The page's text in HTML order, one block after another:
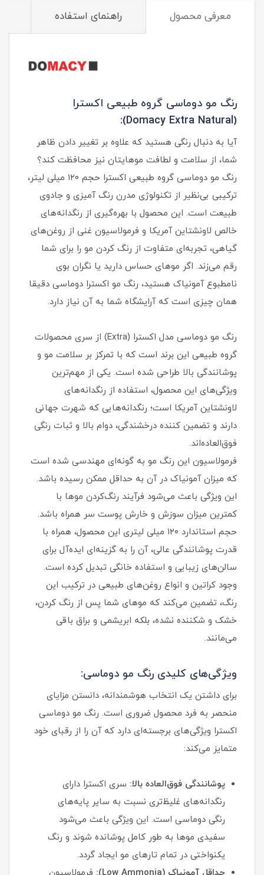
معرفی محصول راهنمای استفاده
رنگ مو دوماسی گروه طبیعی اکسترا
(Domacy Extra Natural):
آیا به دنبال رنگی هستید که علاوه بر تغییر دادن ظاهر
شما، از سلامت و لطافت موهایتان نیز محافظت کند؟
رنگ مو دوماسی گروه طبیعی اکسترا حجم ۱۲۰ میلی لیتر،
ترکیبی بی‌نظیر از تکنولوژی مدرن رنگ آمیزی و جادوی
طبیعت است. این محصول با بهره‌گیری از رنگدانه‌های
خالص لاونشتاین آمریکا و فرمولاسیون غنی از روغن‌های
گیاهی، تجربه‌ای متفاوت از رنگ کردن مو را برای شما
رقم می‌زند. اگر موهای حساس دارید یا نگران بوی
نامطبوع آمونیاک هستید، رنگ مو اکسترا دوماسی دقیقا
همان چیزی است که آرایشگاه شما به آن نیاز دارد.
رنگ مو دوماسی مدل اکسترا (Extra) از سری محصولات
گروه طبیعی این برند است که با تمرکز بر سلامت مو و
پوشانندگی بالا طراحی شده است. یکی از مهم‌ترین
ویژگی‌های این محصول، استفاده از رنگدانه‌های
لاونشتاین آمریکا است؛ رنگدانه‌هایی که شهرت جهانی
دارند و تضمین کننده درخشندگی، دوام بالا و ثبات رنگی
فوق‌العاده‌اند.
فرمولاسیون این رنگ مو به گونه‌ای مهندسی شده است
که میزان آمونیاک در آن به حداقل ممکن رسیده باشد.
این ویژگی باعث می‌شود فرآیند رنگ‌کردن موها با
کمترین میزان سوزش و خارش پوست سر همراه باشد.
حجم استاندارد ۱۲۰ میلی لیتری این محصول، همراه با
قدرت پوشانندگی عالی، آن را به گزینه‌ای ایده‌آل برای
سالن‌های زیبایی و استفاده خانگی تبدیل کرده است.
وجود کراتین و انواع روغن‌های طبیعی در ترکیب این
رنگ، تضمین می‌کند که موهای شما پس از رنگ کردن،
خشک و شکننده نشده، بلکه ابریشمی و براق باقی
می‌مانند.
ویژگی‌های کلیدی رنگ مو دوماسی:
برای داشتن یک انتخاب هوشمندانه، دانستن مزایای
منحصر به فرد محصول ضروری است. رنگ مو دوماسی
اکسترا ویژگی‌های برجسته‌ای دارد که آن را از رقبای خود
متمایز می‌کند:
پوشانندگی فوق‌العاده بالا: سری اکسترا دارای
رنگدانه‌های غلیظ‌تری نسبت به سایر پایه‌های
رنگی دوماسی است. این ویژگی باعث می‌شود
سفیدی موها به طور کامل پوشانده شوند و رنگ
یکنواختی در تمام تارهای مو ایجاد گردد.